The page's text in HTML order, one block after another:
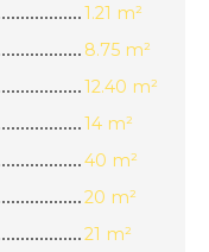
1.21 m²
8.75 m²
12.40 m²
14 m²
40 m²
20 m²
21 m²